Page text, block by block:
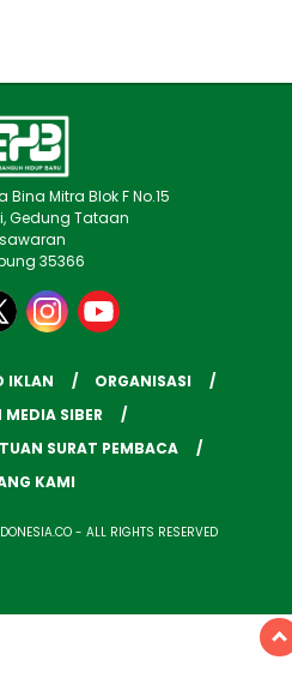
Mitra Blok F No.15
Gedung Tataan
35366
IKLAN
ORGANISASI
SIBER
SURAT PEMBACA
KAMI
- ALL RIGHTS RESERVED